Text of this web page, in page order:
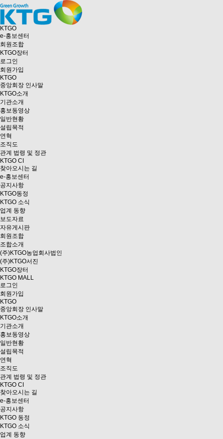
KTGO
e-홍보센터
회원조합
KTGO장터
로그인
회원가입
KTGO
중앙회장 인사말
KTGO소개
기관소개
홍보동영상
일반현황
설립목적
연혁
조직도
관계 법령 및 정관
KTGO CI
찾아오시는 길
e-홍보센터
공지사항
KTGO동정
KTGO 소식
업계 동향
보도자료
자유게시판
회원조합
조합소개
(주)KTGO농업회사법인
(주)KTGO서진
KTGO장터
KTGO MALL
로그인
회원가입
KTGO
중앙회장 인사말
KTGO소개
기관소개
홍보동영상
일반현황
설립목적
연혁
조직도
관계 법령 및 정관
KTGO CI
찾아오시는 길
e-홍보센터
공지사항
KTGO 동정
KTGO 소식
업계 동향